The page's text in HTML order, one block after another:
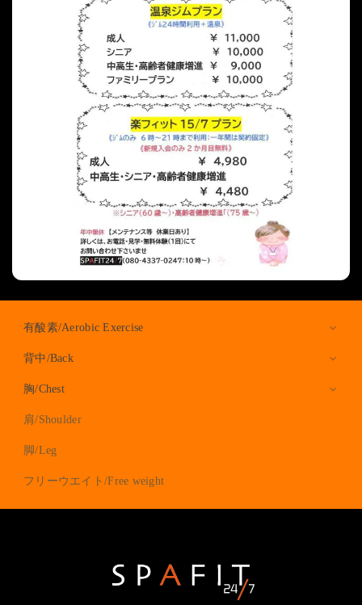
有酸素/Aerobic Exercise
背中/Back
ラットブルダウン
胸/Chest
ラットプルダウン
ディップス
肩/Shoulder
脚/Leg
フリーウエイト/Free weight